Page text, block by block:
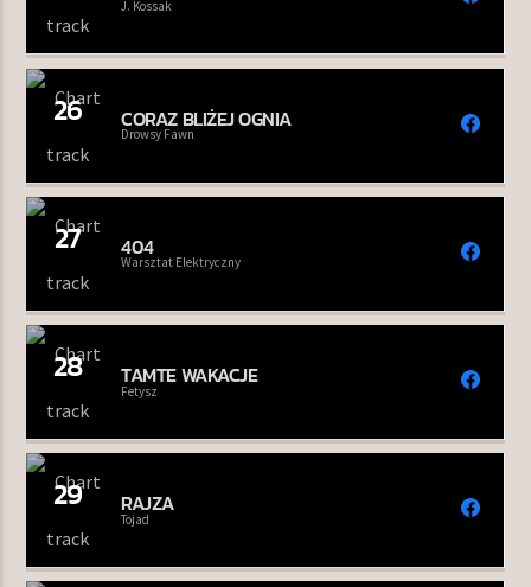
J. Kossak
26 CORAZ BLIŻEJ OGNIA
Drowsy Fawn
27 404
Warsztat Elektryczny
28 TAMTE WAKACJE
Fetysz
29 RAJZA
Tojad